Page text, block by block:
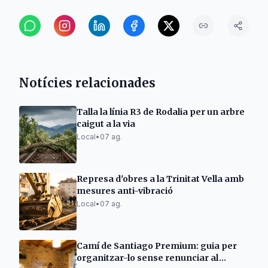
Notícies relacionades
Talla la línia R3 de Rodalia per un arbre
caigut a la via
Local• 07 ag.
Represa d'obres a la Trinitat Vella amb
mesures anti-vibració
Local• 07 ag.
Camí de Santiago Premium: guia per
organitzar-lo sense renunciar al